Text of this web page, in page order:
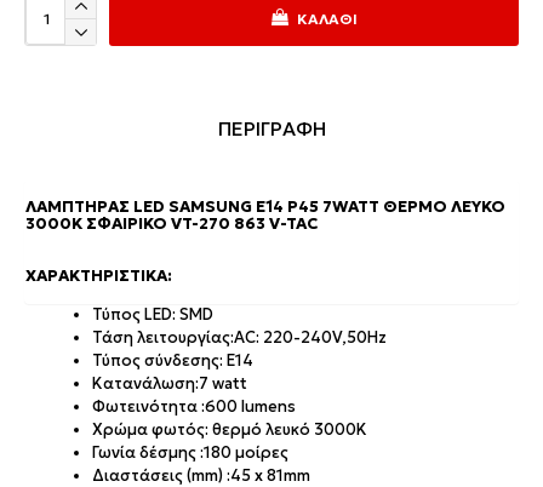
ΚΑΛΆΘΙ
ΠΕΡΙΓΡΑΦΗ
ΛΑΜΠΤΉΡΑΣ LED SAMSUNG E14 P45 7WATT ΘΕΡΜΌ ΛΕΥΚΌ
3000Κ ΣΦΑΙΡΙΚΌ VT-270 863 V-TAC
ΧΑΡΑΚΤΗΡΙΣΤΙΚΆ:
Τύπος LED: SMD
Τάση λειτουργίας:AC: 220-240V,50Hz
Τύπος σύνδεσης: E14
Κατανάλωση:7 watt
Φωτεινότητα :600 lumens
Χρώμα φωτός: θερμό λευκό 3000K
Γωνία δέσμης :180 μοίρες
Διαστάσεις (mm) :45 x 81mm